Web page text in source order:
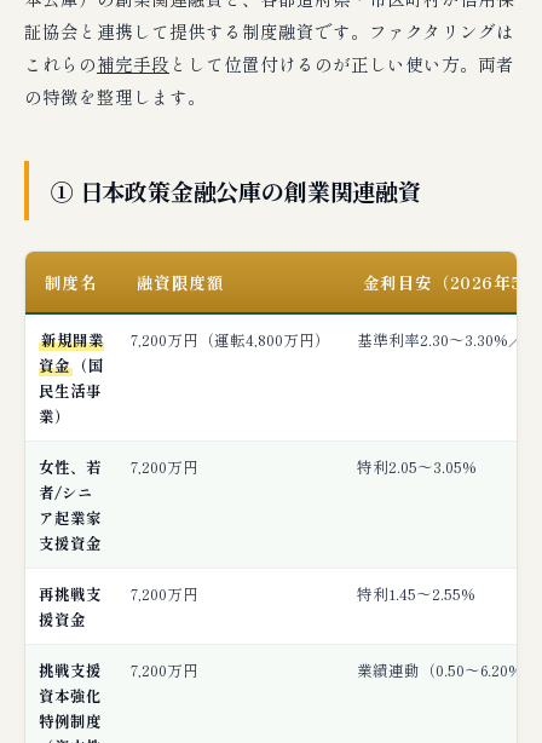
証協会と連携して提供する制度融資です。ファクタリングは
これらの補完手段 として位置付けるのが正しい使い方。両者
の特徴を整理します。
① 日本政策金融公庫の創業関連融資
制度名 融資限度額 金利目安（2026年5
新規開業
資金 （国
民生活事
業）
7,200万円（運転4,800万円） 基準利率2.30〜3.30%／
女性、若
者/シニ
ア起業家
支援資金
7,200万円 特利2.05〜3.05%
再挑戦支
援資金
7,200万円 特利1.45〜2.55%
挑戦支援
資本強化
特例制度
7,200万円 業績連動（0.50〜6.20%）